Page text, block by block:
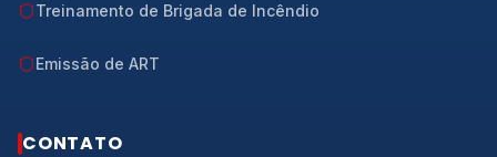
Treinamento de Brigada de Incêndio
Emissão de ART
CONTATO